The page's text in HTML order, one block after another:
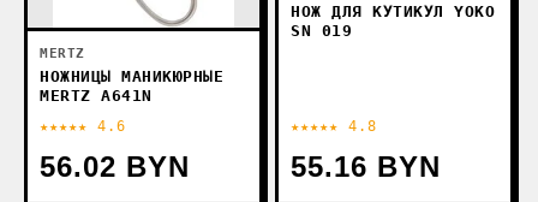
MERTZ
НОЖНИЦЫ МАНИКЮРНЫЕ
MERTZ A641N
★★★★★ 4.6
56.02 BYN
НОЖ ДЛЯ КУТИКУЛ YOKO
SN 019
★★★★★ 4.8
55.16 BYN